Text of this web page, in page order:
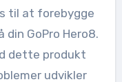
til at forebygge
GoPro Hero8.
dette produkt
udvikler